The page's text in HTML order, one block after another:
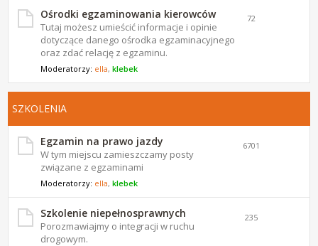
Ośrodki egzaminowania kierowców
Tutaj możesz umieścić informacje i opinie
dotyczące danego ośrodka egzaminacyjnego
oraz zdać relację z egzaminu.
Moderatorzy: ella,klebek
72
SZKOLENIA
Egzamin na prawo jazdy
W tym miejscu zamieszczamy posty
związane z egzaminami
Moderatorzy: ella,klebek
6701
Szkolenie niepełnosprawnych
Porozmawiajmy o integracji w ruchu
drogowym.
235